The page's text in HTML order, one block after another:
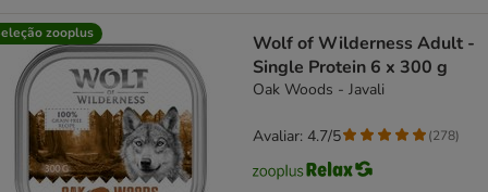
zooplus
Wolf of Wilderness Adult -
Single Protein 6 x 300 g
Oak Woods - Javali
Avaliar: 4.7/5 (278)